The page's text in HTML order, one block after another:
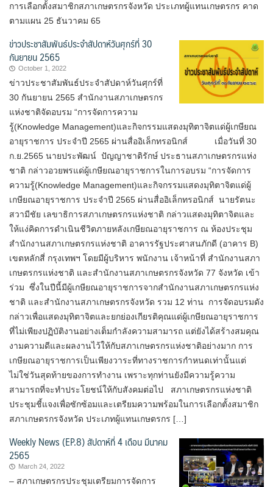
การเลือกตั้งสมาชิกสภาเกษตรกรจังหวัด ประเภทผู้แทนเกษตรกร คาด
ตามแผน 25 ธันวาคม 65
ข่าวประชาสัมพันธ์ประจำสัปดาห์วันศุกร์ที่ 30
กันยายน 2565
October 1, 2022
ข่าวประชาสัมพันธ์ประจำสัปดาห์วันศุกร์ที่
30 กันยายน 2565 สำนักงานสภาเกษตรกร
แห่งชาติจัดอบรม “การจัดการความ
รู้(Knowledge Management)และกิจกรรมแสดงมุทิตาจิตแด่ผู้เกษียณ
อายุราชการ ประจำปี 2565 ผ่านสื่ออิเล็กทรอนิกส์ เมื่อวันที่ 30
ก.ย.2565 นายประพัฒน์ ปัญญาชาติรักษ์ ประธานสภาเกษตรกรแห่ง
ชาติ กล่าวอวยพรแด่ผู้เกษียณอายุราชการในการอบรม “การจัดการ
ความรู้(Knowledge Management)และกิจกรรมแสดงมุทิตาจิตแด่ผู้
เกษียณอายุราชการ ประจำปี 2565 ผ่านสื่ออิเล็กทรอนิกส์ นายรัตนะ
สวามีชัย เลขาธิการสภาเกษตรกรแห่งชาติ กล่าวแสดงมุทิตาจิตและ
ให้แง่คิดการดำเนินชีวิตภายหลังเกษียณอายุราชการ ณ ห้องประชุม
สำนักงานสภาเกษตรกรแห่งชาติ อาคารรัฐประศาสนภักดี (อาคาร B)
เขตหลักสี่ กรุงเทพฯ โดยมีผู้บริหาร พนักงาน เจ้าหน้าที่ สำนักงานสภา
เกษตรกรแห่งชาติ และสำนักงานสภาเกษตรกรจังหวัด 77 จังหวัด เข้า
ร่วม ซึ่งในปีนี้มีผู้เกษียณอายุราชการจากสำนักงานสภาเกษตรกรแห่ง
ชาติ และสำนักงานสภาเกษตรกรจังหวัด รวม 12 ท่าน การจัดอบรมดัง
กล่าวเพื่อแสดงมุทิตาจิตและยกย่องเกียรติคุณแด่ผู้เกษียณอายุราชการ
ที่ไม่เพียงปฏิบัติงานอย่างเต็มกำลังความสามารถ แต่ยังได้สร้างสมคุณ
งามความดีและผลงานไว้ให้กับสภาเกษตรกรแห่งชาติอย่างมาก การ
เกษียณอายุราชการเป็นเพียงวาระที่ทางราชการกำหนดเท่านั้นแต่
ไม่ใช่วันสุดท้ายของการทำงาน เพราะทุกท่านยังมีความรู้ความ
สามารถที่จะทำประโยชน์ให้กับสังคมต่อไป สภาเกษตรกรแห่งชาติ
ประชุมชี้แจงเพื่อซักซ้อมและเตรียมความพร้อมในการเลือกตั้งสมาชิก
สภาเกษตรกรจังหวัด ประเภทผู้แทนเกษตรกร […]
Weekly News (EP.8) สัปดาห์ที่ 4 เดือน มีนาคม
2565
March 24, 2022
– สภาเกษตรกรประชุมเตรียมการจัดการ